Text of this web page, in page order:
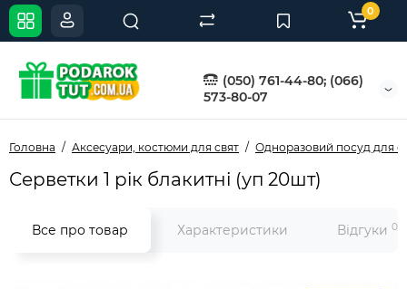
(050) 761-44-80; (066)
573-80-07
0
Головна Аксесуари, костюми для свят Одноразовий посуд для
Серветки 1 рік блакитні (уп 20шт)
Все про товар Характеристики Відгуки 0